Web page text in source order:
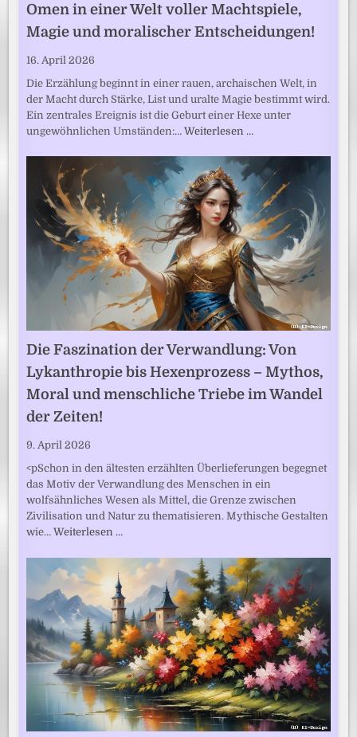
Omen in einer Welt voller Machtspiele,
Magie und moralischer Entscheidungen!
16. April 2026
Die Erzählung beginnt in einer rauen, archaischen Welt, in
der Macht durch Stärke, List und uralte Magie bestimmt wird.
Ein zentrales Ereignis ist die Geburt einer Hexe unter
ungewöhnlichen Umständen:…Weiterlesen …
Die Faszination der Verwandlung: Von
Lykanthropie bis Hexenprozess – Mythos,
Moral und menschliche Triebe im Wandel
der Zeiten!
9. April 2026
<pSchon in den ältesten erzählten Überlieferungen begegnet
das Motiv der Verwandlung des Menschen in ein
wolfsähnliches Wesen als Mittel, die Grenze zwischen
Zivilisation und Natur zu thematisieren. Mythische Gestalten
wie…Weiterlesen …